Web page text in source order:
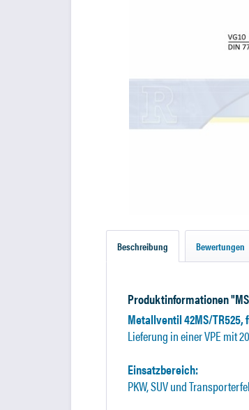
Beschreibung Bewertungen
Produktinformationen
Metallventil 42MS/
Lieferung in einer VPE mit
Einsatzbereich:
PKW, SUV und